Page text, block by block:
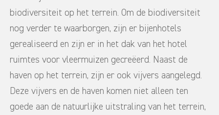
biodiversiteit op het terrein. Om de biodiversiteit
nog verder te waarborgen, zijn er bijenhotels
gerealiseerd en zijn er in het dak van het hotel
ruimtes voor vleermuizen gecreëerd. Naast de
haven op het terrein, zijn er ook vijvers aangelegd.
Deze vijvers en de haven komen niet alleen ten
goede aan de natuurlijke uitstraling van het terrein,